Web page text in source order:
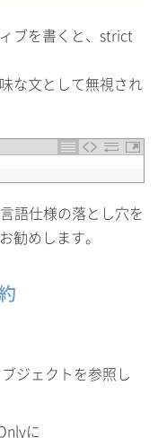
ブを書くと、strict
な文として無視され
語仕様の落とし穴を
勧めします。
ジェクトを参照し
に